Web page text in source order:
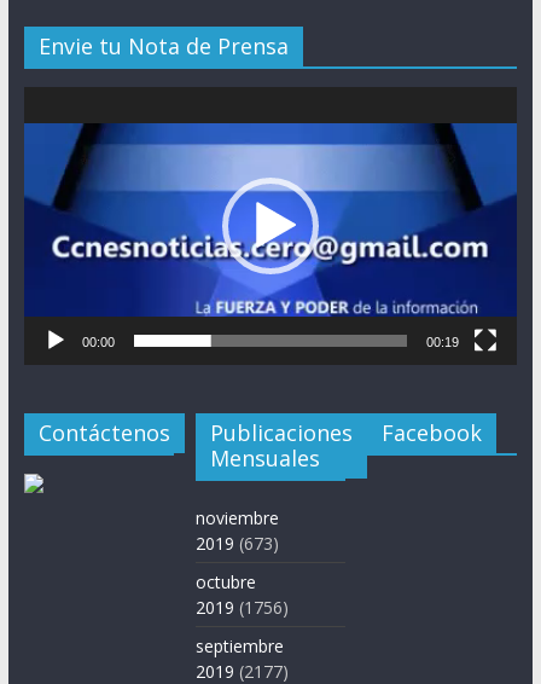
Envie tu Nota de Prensa
de
00:00 00:19
Contáctenos
Publicaciones
Mensuales
noviembre
2019 (673)
octubre
2019 (1756)
septiembre
2019 (2177)
Facebook